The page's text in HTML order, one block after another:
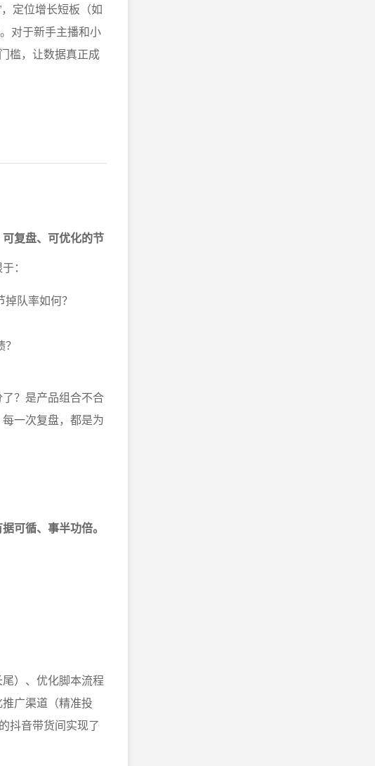
定位增长短板（如
对于新手主播和小
槛，让数据真正成
复盘、可优化的节
：
队率如何？
？是产品组合不合
一次复盘，都是为
可循、事半功倍。
）、优化脚本流程
广渠道（精准投
抖音带货间实现了